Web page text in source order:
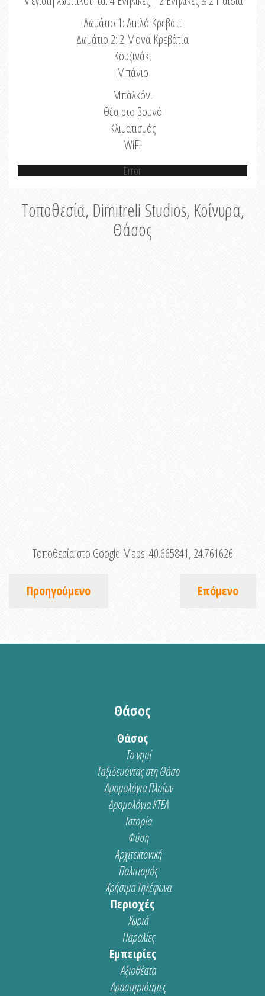
Δωμάτιο 1: Διπλό Κρεβάτι
Δωμάτιο 2: 2 Μονά Κρεβάτια
Κουζινάκι
Μπάνιο
Μπαλκόνι
Θέα στο βουνό
Κλιματισμός
WiFi
Error
Τοποθεσία, Dimitreli Studios, Κοίνυρα,
Θάσος
Τοποθεσία στο Google Maps:40.665841, 24.761626
Προηγούμενο Επόμενο
Θάσος
Θάσος
Το νησί
Ταξιδευόντας στη Θάσο
Δρομολόγια Πλοίων
Δρομολόγια ΚΤΕΛ
Ιστορία
Φύση
Αρχιτεκτονική
Πολιτισμός
Χρήσιμα Τηλέφωνα
Περιοχές
Χωριά
Παραλίες
Εμπειρίες
Αξιοθέατα
Δραστηριότητες